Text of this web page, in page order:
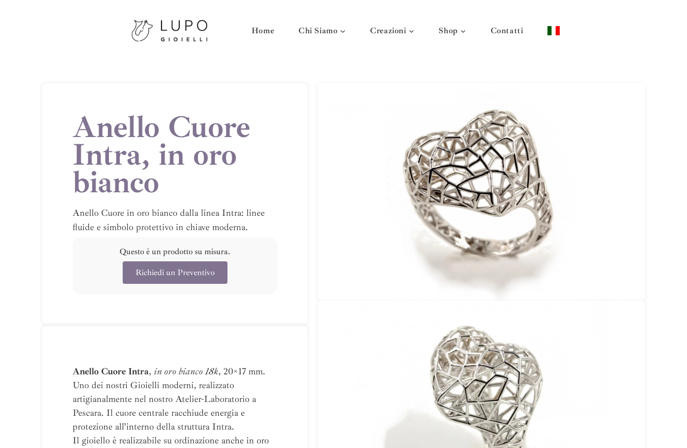
Home Chi Siamo Creazioni Shop Contatti
Anello Cuore
Intra, in oro
bianco
Anello Cuore in oro bianco dalla linea Intra: linee
fluide e simbolo protettivo in chiave moderna.
Questo è un prodotto su misura.
Richiedi un Preventivo
Anello Cuore Intra, in oro bianco 18k, 20×17 mm.
Uno dei nostri Gioielli moderni, realizzato
artigianalmente nel nostro Atelier-Laboratorio a
Pescara. Il cuore centrale racchiude energia e
protezione all’interno della struttura Intra.
Il gioiello è realizzabile su ordinazione anche in oro